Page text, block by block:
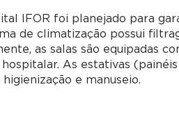
IFOR foi planejado para
de climatização possui
as salas são equipadas
As estativas (painéis
e manuseio.